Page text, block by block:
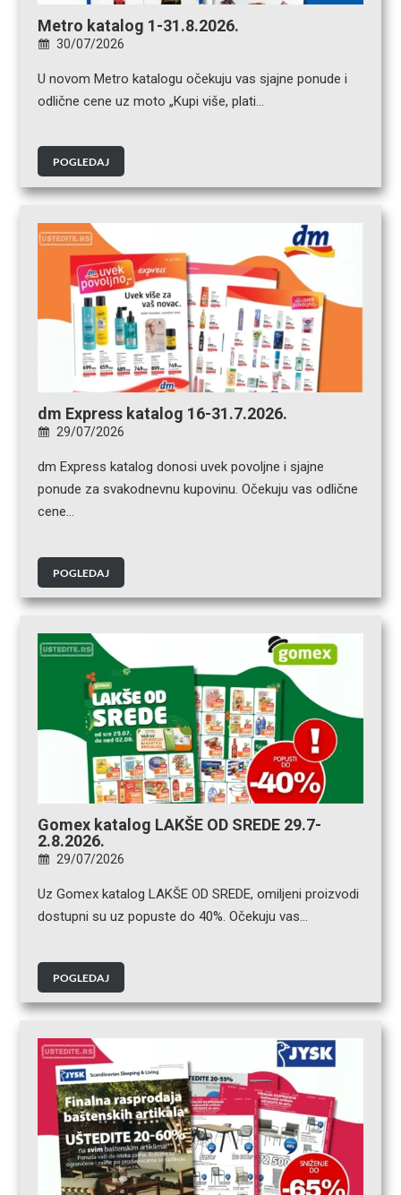
Metro katalog 1-31.8.2026.
30/07/2026
U novom Metro katalogu očekuju vas sjajne ponude i
odlične cene uz moto „Kupi više, plati…
POGLEDAJ
dm Express katalog 16-31.7.2026.
29/07/2026
dm Express katalog donosi uvek povoljne i sjajne
ponude za svakodnevnu kupovinu. Očekuju vas odlične
cene…
POGLEDAJ
Gomex katalog LAKŠE OD SREDE 29.7-
2.8.2026.
29/07/2026
Uz Gomex katalog LAKŠE OD SREDE, omiljeni proizvodi
dostupni su uz popuste do 40%. Očekuju vas…
POGLEDAJ